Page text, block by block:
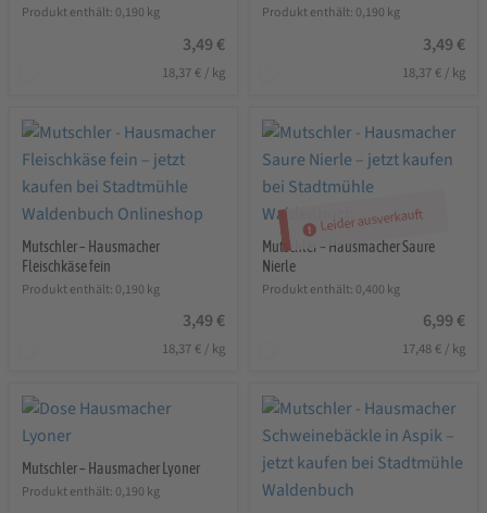
Produkt enthält: 0,190 kg
3,49 €
18,37 € / kg
Produkt enthält: 0,190 kg
3,49 €
18,37 €/ kg
Mutschler – Hausmacher
Fleischkäse fein
Produkt enthält: 0,190 kg
3,49 €
18,37 € / kg
Leider ausverkauft
Mutschler – Hausmacher Saure
Nierle
Produkt enthält: 0,400 kg
6,99 €
17,48 €/ kg
Mutschler – Hausmacher Lyoner
Produkt enthält: 0,190 kg